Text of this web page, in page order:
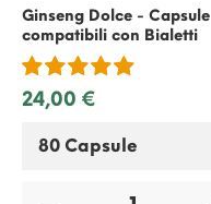
Ginseng Dolce - Capsule
compatibili con Bialetti
24,00 €